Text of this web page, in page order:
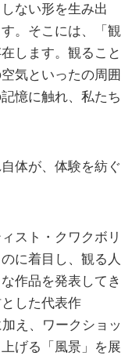
ない形を生み出
。そこには、「観
します。観ること
気といったの周囲
憶に触れ、私たち
体が、体験を紡ぐ
スト・クワクボリ
に着目し、観る人
作品を発表してき
した代表作
え、ワークショッ
げる「風景」を展